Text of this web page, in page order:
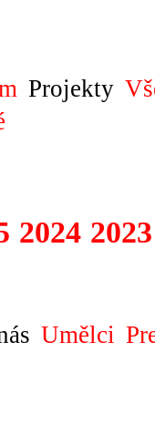
Projekty
2024 2023
Umělci